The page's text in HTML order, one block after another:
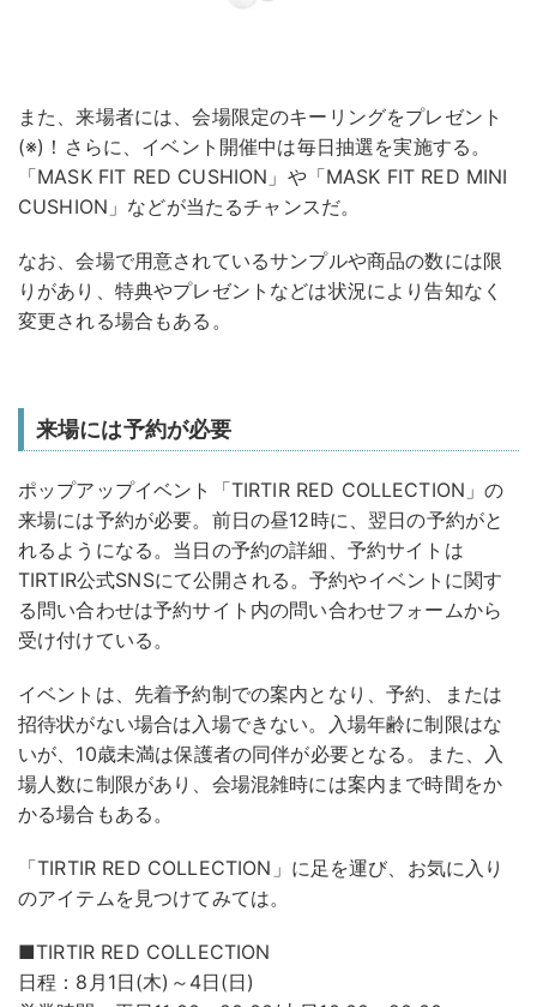
また、来場者には、会場限定のキーリングをプレゼント
(※)！さらに、イベント開催中は毎日抽選を実施する。
「MASK FIT RED CUSHION」や「MASK FIT RED MINI
CUSHION」などが当たるチャンスだ。
なお、会場で用意されているサンプルや商品の数には限
りがあり、特典やプレゼントなどは状況により告知なく
変更される場合もある。
来場には予約が必要
ポップアップイベント「TIRTIR RED COLLECTION」の
来場には予約が必要。前日の昼12時に、翌日の予約がと
れるようになる。当日の予約の詳細、予約サイトは
TIRTIR公式SNSにて公開される。予約やイベントに関す
る問い合わせは予約サイト内の問い合わせフォームから
受け付けている。
イベントは、先着予約制での案内となり、予約、または
招待状がない場合は入場できない。入場年齢に制限はな
いが、10歳未満は保護者の同伴が必要となる。また、入
場人数に制限があり、会場混雑時には案内まで時間をか
かる場合もある。
「TIRTIR RED COLLECTION」に足を運び、お気に入り
のアイテムを見つけてみては。
■TIRTIR RED COLLECTION
日程：8月1日(木)～4日(日)